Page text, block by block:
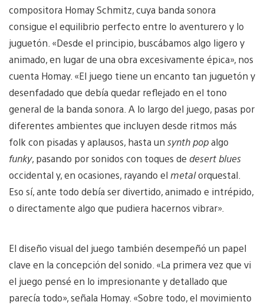
compositora Homay Schmitz, cuya banda sonora
consigue el equilibrio perfecto entre lo aventurero y lo
juguetón. «Desde el principio, buscábamos algo ligero y
animado, en lugar de una obra excesivamente épica», nos
cuenta Homay. «El juego tiene un encanto tan juguetón y
desenfadado que debía quedar reflejado en el tono
general de la banda sonora. A lo largo del juego, pasas por
diferentes ambientes que incluyen desde ritmos más
folk con pisadas y aplausos, hasta un synth popalgo
funky, pasando por sonidos con toques de desert blues
occidental y, en ocasiones, rayando el metalorquestal.
Eso sí, ante todo debía ser divertido, animado e intrépido,
o directamente algo que pudiera hacernos vibrar».
El diseño visual del juego también desempeñó un papel
clave en la concepción del sonido. «La primera vez que vi
el juego pensé en lo impresionante y detallado que
parecía todo», señala Homay. «Sobre todo, el movimiento